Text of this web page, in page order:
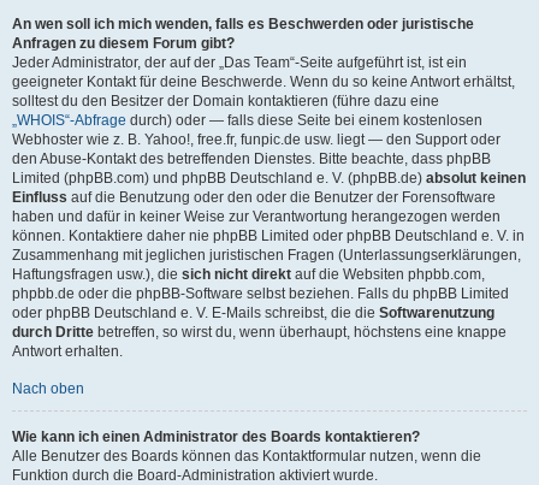
An wen soll ich mich wenden, falls es Beschwerden oder juristische
Anfragen zu diesem Forum gibt?
Jeder Administrator, der auf der „Das Team“-Seite aufgeführt ist, ist ein
geeigneter Kontakt für deine Beschwerde. Wenn du so keine Antwort erhältst,
solltest du den Besitzer der Domain kontaktieren (führe dazu eine
„WHOIS“-Abfrage durch) oder — falls diese Seite bei einem kostenlosen
Webhoster wie z. B. Yahoo!, free.fr, funpic.de usw. liegt — den Support oder
den Abuse-Kontakt des betreffenden Dienstes. Bitte beachte, dass phpBB
Limited (phpBB.com) und phpBB Deutschland e. V. (phpBB.de) absolut keinen
Einfluss auf die Benutzung oder den oder die Benutzer der Forensoftware
haben und dafür in keiner Weise zur Verantwortung herangezogen werden
können. Kontaktiere daher nie phpBB Limited oder phpBB Deutschland e. V. in
Zusammenhang mit jeglichen juristischen Fragen (Unterlassungserklärungen,
Haftungsfragen usw.), die sich nicht direkt auf die Websiten phpbb.com,
phpbb.de oder die phpBB-Software selbst beziehen. Falls du phpBB Limited
oder phpBB Deutschland e. V. E-Mails schreibst, die die Softwarenutzung
durch Dritte betreffen, so wirst du, wenn überhaupt, höchstens eine knappe
Antwort erhalten.
Nach oben
Wie kann ich einen Administrator des Boards kontaktieren?
Alle Benutzer des Boards können das Kontaktformular nutzen, wenn die
Funktion durch die Board-Administration aktiviert wurde.